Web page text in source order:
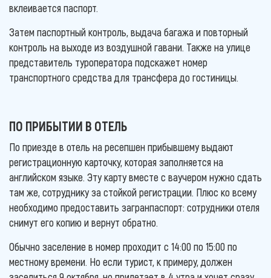
вклеивается паспорт.
Затем паспортный контроль, выдача багажа и повторный
контроль на выходе из воздушной гавани. Также на улице
представитель туроператора подскажет номер
транспортного средства для трансфера до гостиницы.
ПО ПРИБЫТИИ В ОТЕЛЬ
По приезде в отель на ресепшен прибывшему выдают
регистрационную карточку, которая заполняется на
английском языке. Эту карту вместе с ваучером нужно сдать
там же, сотруднику за стойкой регистрации. Плюс ко всему
необходимо предоставить загранпаспорт: сотрудники отеля
снимут его копию и вернут обратно.
Обычно заселение в номер проходит с 14:00 по 15:00 по
местному времени. Но если турист, к примеру, должен